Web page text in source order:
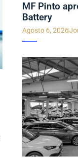
MF Pinto
Battery
Agosto 6, 2026